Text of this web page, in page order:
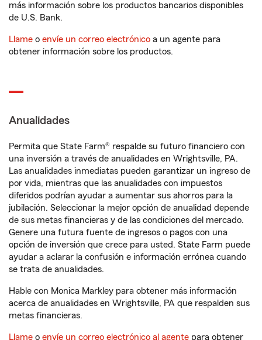
más información sobre los productos bancarios disponibles
de U.S. Bank.
Llame o envíe un correo electrónico a un agente para
obtener información sobre los productos.
Anualidades
Permita que State Farm® respalde su futuro financiero con
una inversión a través de anualidades en Wrightsville, PA.
Las anualidades inmediatas pueden garantizar un ingreso de
por vida, mientras que las anualidades con impuestos
diferidos podrían ayudar a aumentar sus ahorros para la
jubilación. Seleccionar la mejor opción de anualidad depende
de sus metas financieras y de las condiciones del mercado.
Genere una futura fuente de ingresos o pagos con una
opción de inversión que crece para usted. State Farm puede
ayudar a aclarar la confusión e información errónea cuando
se trata de anualidades.
Hable con Monica Markley para obtener más información
acerca de anualidades en Wrightsville, PA que respalden sus
metas financieras.
Llame o envíe un correo electrónico al agente para obtener